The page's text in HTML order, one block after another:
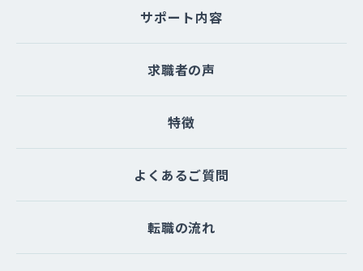
（５）個人情報を与えなかった場合に生
個人情報を与えることは任意です。個人
けない場合は、お問い合わせ内容に回答
できない可能性があります。
ご本人からの求めにより、当サイトが保
有する開示対象個人情報に関する開示、
サポート内容
求職者の声
特徴
よくあるご質問
転職の流れ